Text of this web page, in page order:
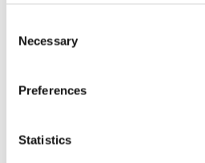
Selection
Necessary
Preferences
Statistics
renforcée et une plus grande
amélioration majeure à
l’information sur les câbles
À partir de la mi-2025, les
câbles et de canalisations